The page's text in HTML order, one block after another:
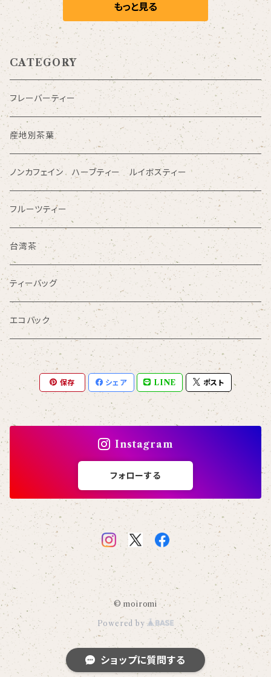
全商品合わせて５袋までになっております。
もっと見る
CATEGORY
フレーバーティー
産地別茶葉
ノンカフェイン ハーブティー ルイボスティー
フルーツティー
台湾茶
ティーバッグ
エコバック
保存 シェア LINE ポスト
Instagram
フォローする
© moiromi
Powered by
ショップに質問する